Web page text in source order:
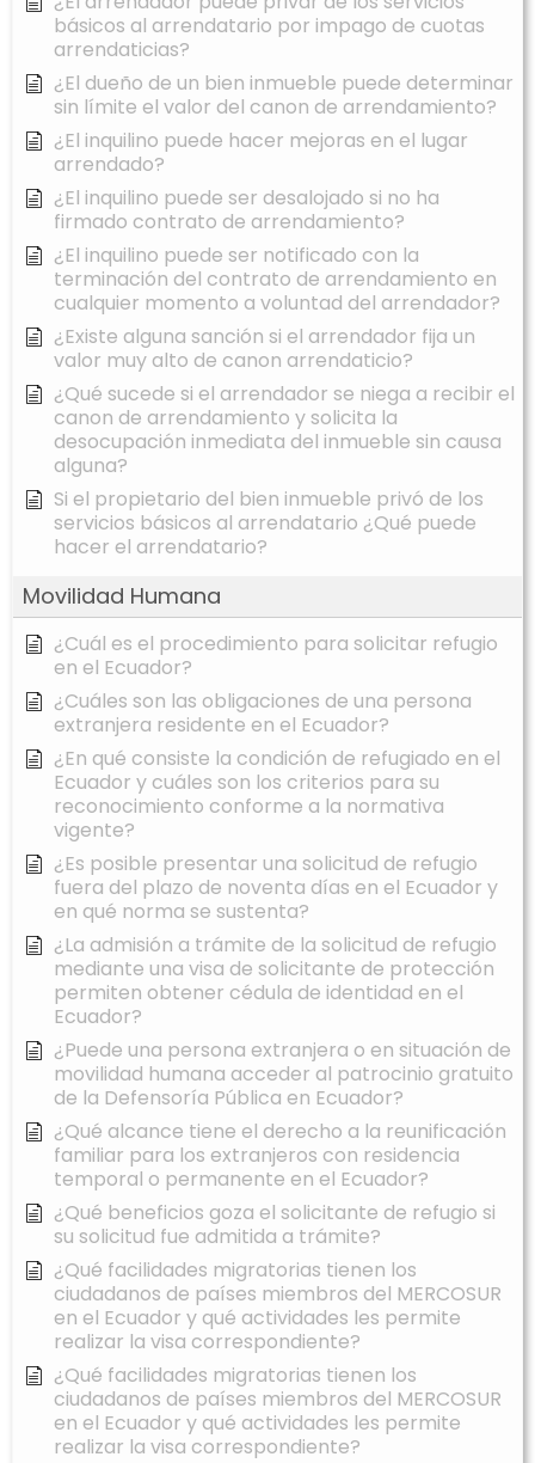
básicos al arrendatario por impago de cuotas
arrendaticias?
¿El dueño de un bien inmueble puede determinar
sin límite el valor del canon de arrendamiento?
¿El inquilino puede hacer mejoras en el lugar
arrendado?
¿El inquilino puede ser desalojado si no ha
firmado contrato de arrendamiento?
¿El inquilino puede ser notificado con la
terminación del contrato de arrendamiento en
cualquier momento a voluntad del arrendador?
¿Existe alguna sanción si el arrendador fija un
valor muy alto de canon arrendaticio?
¿Qué sucede si el arrendador se niega a recibir el
canon de arrendamiento y solicita la
desocupación inmediata del inmueble sin causa
alguna?
Si el propietario del bien inmueble privó de los
servicios básicos al arrendatario ¿Qué puede
hacer el arrendatario?
Movilidad Humana
¿Cuál es el procedimiento para solicitar refugio
en el Ecuador?
¿Cuáles son las obligaciones de una persona
extranjera residente en el Ecuador?
¿En qué consiste la condición de refugiado en el
Ecuador y cuáles son los criterios para su
reconocimiento conforme a la normativa
vigente?
¿Es posible presentar una solicitud de refugio
fuera del plazo de noventa días en el Ecuador y
en qué norma se sustenta?
¿La admisión a trámite de la solicitud de refugio
mediante una visa de solicitante de protección
permiten obtener cédula de identidad en el
Ecuador?
¿Puede una persona extranjera o en situación de
movilidad humana acceder al patrocinio gratuito
de la Defensoría Pública en Ecuador?
¿Qué alcance tiene el derecho a la reunificación
familiar para los extranjeros con residencia
temporal o permanente en el Ecuador?
¿Qué beneficios goza el solicitante de refugio si
su solicitud fue admitida a trámite?
¿Qué facilidades migratorias tienen los
ciudadanos de países miembros del MERCOSUR
en el Ecuador y qué actividades les permite
realizar la visa correspondiente?
¿Qué facilidades migratorias tienen los
ciudadanos de países miembros del MERCOSUR
en el Ecuador y qué actividades les permite
realizar la visa correspondiente?